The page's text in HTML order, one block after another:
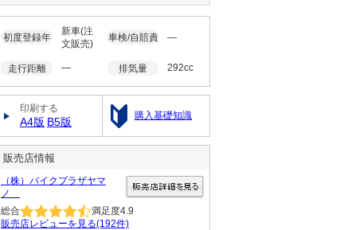
初度登録年
新車(注
文販売)
車検/自賠責 ―
走行距離 ― 排気量 292cc
印刷する
A4版 B5版 購入基礎知識
販売店情報
（株）バイクプラザヤマ
ノ
総合
満足度4.9
販売店レビューを見る(192件)